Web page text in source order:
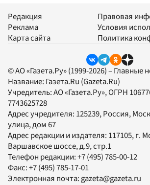
Редакция
Реклама
Карта сайта
Правовая
Условия
Политика
© АО «Газета.Ру» (1999-2026) – Главные
Название: Газета.Ru (Gazeta.Ru)
Учредитель:АО «Газета.Ру», ОГРН
7743625728
Адрес учредителя: 125239, Россия,
улица, дом 67
Адрес редакции и издателя: 117105, г.
Варшавское шоссе, д.9, стр.1
Телефон редакции:+7 (495) 785-00-12
Факс:+7 (495) 785-17-01
Электронная почта: gazeta@gazeta.ru